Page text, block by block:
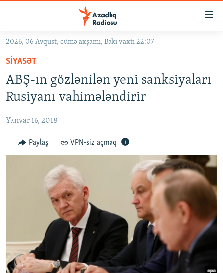
Əsas
qayıt
Əsas
naviqasiyaya
qayıt
GÜNDƏM
KORRUPSIOMETR
#ƏSLINDƏ
FƏRQƏ BAX
QANUNI DOĞRU
MULTIMEDIA
FOTOQALEREYA
İNFOQRAFIKA
KARIKATURA
RADIO ARXIV
AZƏRBAYCAN ƏDƏBIYYATI KITABXANASI
İSLAM VƏ DEMOKRATIYA
İZ - MƏDƏNIYYƏT PROQRAMI
HAQQIMIZDA
MISSIYAMIZ
PEŞƏ ETIKASI VƏ JURNALISTIKA STANDARTLARIMIZ
MATERIALLARIMIZDAN ISTIFADƏ
BIZI IZLƏ
2026, 06 Avqust, cümə axşamı, Bakı vaxtı 22:07
SIYASƏT
ABŞ-ın gözlənilən yeni sanksiyaları
Rusiyanı vahimələndirir
Yanvar 16, 2018
Paylaş VPN-siz açmaq